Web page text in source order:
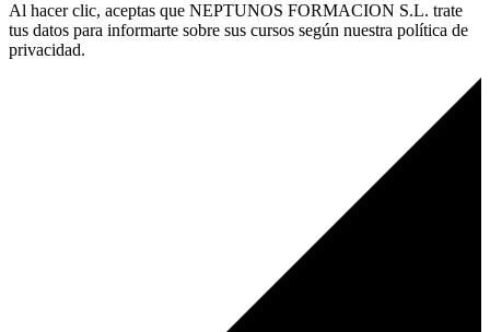
Al hacer clic, aceptas que NEPTUNOS FORMACION S.L. trate
tus datos para informarte sobre sus cursos según nuestra política de
privacidad.